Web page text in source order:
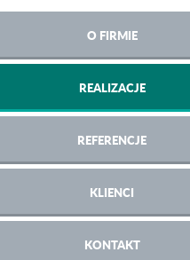
O FIRMIE
REALIZACJE
REFERENCJE
KLIENCI
KONTAKT